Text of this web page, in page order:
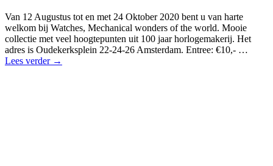
Van 12 Augustus tot en met 24 Oktober 2020 bent u van harte
welkom bij Watches, Mechanical wonders of the world. Mooie
collectie met veel hoogtepunten uit 100 jaar horlogemakerij. Het
adres is Oudekerksplein 22-24-26 Amsterdam. Entree: €10,- …
Lees verder →